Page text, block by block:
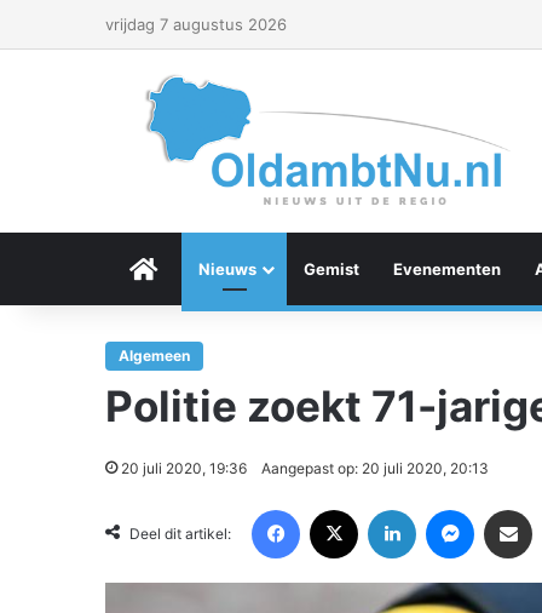
vrijdag 7 augustus 2026
Menu Item
Nieuws Gemist Evenementen
Algemeen
Politie zoekt 71-
20 juli 2020, 19:36 Aangepast op: 20 juli 2020, 20:13
Deel dit artikel: